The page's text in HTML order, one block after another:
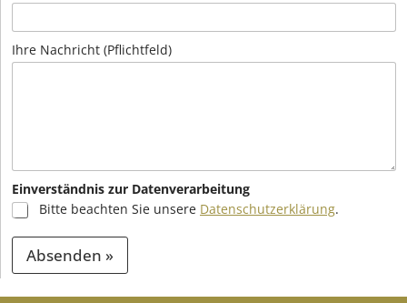
Ihre Nachricht (Pflichtfeld)
Einverständnis zur Datenverarbeitung
Bitte beachten Sie unsere Datenschutzerklärung.
Absenden »